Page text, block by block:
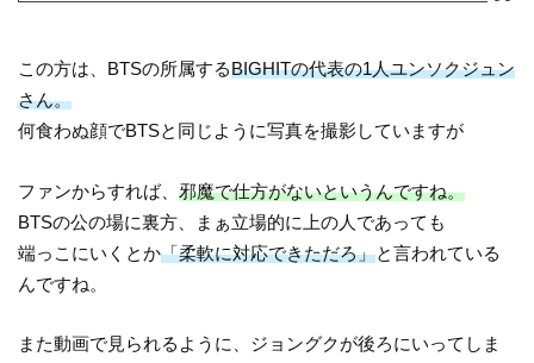
この方は、BTSの所属するBIGHITの代表の1人ユンソクジュン
さん。
何食わぬ顔でBTSと同じように写真を撮影していますが
ファンからすれば、邪魔で仕方がないというんですね。
BTSの公の場に裏方、まぁ立場的に上の人であっても
端っこにいくとか「柔軟に対応できただろ」と言われている
んですね。
また動画で見られるように、ジョングクが後ろにいってしま